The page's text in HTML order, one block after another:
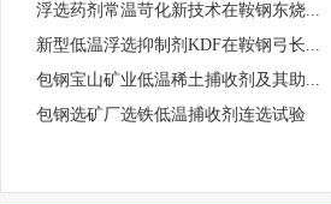
浮选药剂常温苛化新技术在鞍钢东烧...
新型低温浮选抑制剂KDF在鞍钢弓长...
包钢宝山矿业低温稀土捕收剂及其助...
包钢选矿厂选铁低温捕收剂连选试验